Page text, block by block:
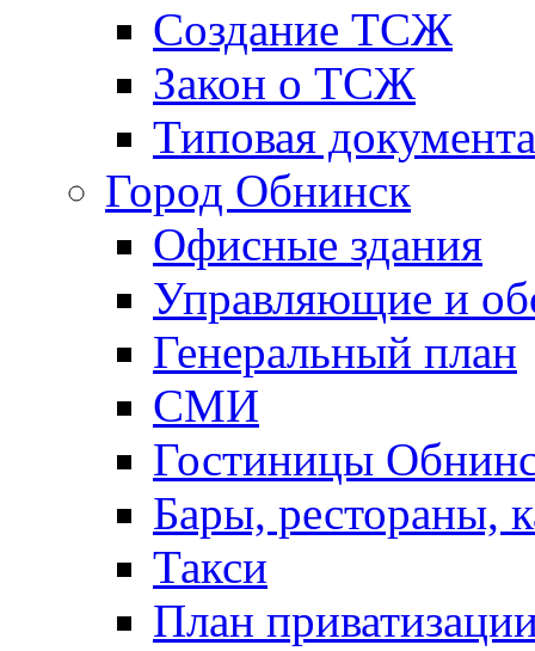
Создание ТСЖ
Закон о ТСЖ
Типовая
Город Обнинск
Офисные здания
Управляющие и
Генеральный план
СМИ
Гостиницы
Бары, рестораны,
Такси
План